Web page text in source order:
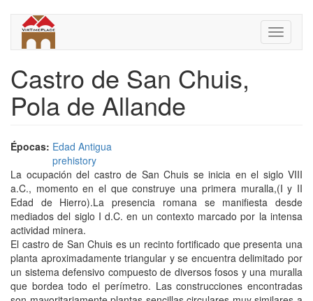
contenido
principal
Toggle
Castro de San Chuis,
Pola de Allande
Épocas: Edad Antigua
prehistory
La ocupación del castro de San Chuis se inicia en el siglo VIII
a.C., momento en el que construye una primera muralla,(I y II
Edad de Hierro).La presencia romana se manifiesta desde
mediados del siglo I d.C. en un contexto marcado por la intensa
actividad minera.
El castro de San Chuis es un recinto fortificado que presenta una
planta aproximadamente triangular y se encuentra delimitado por
un sistema defensivo compuesto de diversos fosos y una muralla
que bordea todo el perímetro. Las construcciones encontradas